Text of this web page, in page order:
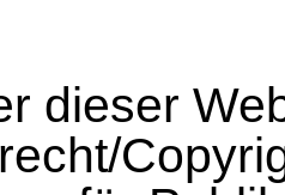
dieser